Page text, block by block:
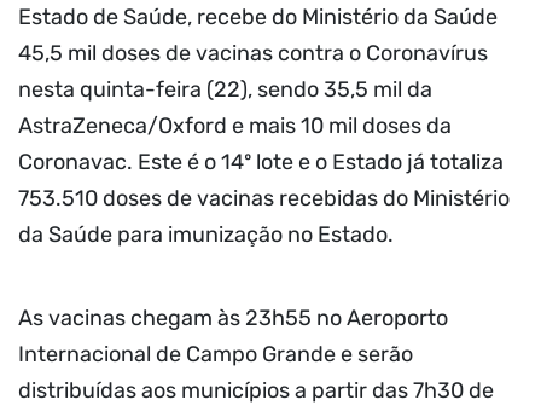
Estado de Saúde, recebe do Ministério da Saúde
45,5 mil doses de vacinas contra o Coronavírus
nesta quinta-feira (22), sendo 35,5 mil da
AstraZeneca/Oxford e mais 10 mil doses da
Coronavac. Este é o 14º lote e o Estado já totaliza
753.510 doses de vacinas recebidas do Ministério
da Saúde para imunização no Estado.
As vacinas chegam às 23h55 no Aeroporto
Internacional de Campo Grande e serão
distribuídas aos municípios a partir das 7h30 de